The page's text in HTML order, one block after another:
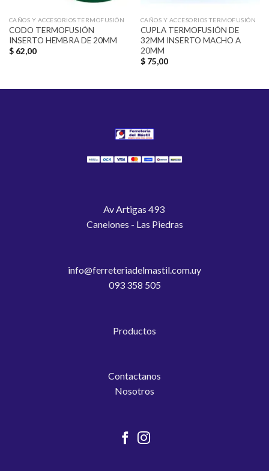
CAÑOS Y ACCESORIOS TERMOFUSIÓN
CODO TERMOFUSIÓN
INSERTO HEMBRA DE 20MM
$62,00
CAÑOS Y ACCESORIOS TERMOFUSIÓN
CUPLA TERMOFUSIÓN DE
32MM INSERTO MACHO A
20MM
$75,00
Av Artigas 493
Canelones - Las Piedras
info@ferreteriadelmastil.com.uy
093 358 505
Productos
Contactanos
Nosotros